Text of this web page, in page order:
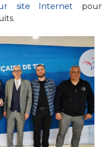
site Internet pour